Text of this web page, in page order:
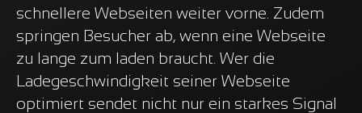
schnellere Webseiten weiter vorne. Zudem
springen Besucher ab, wenn eine Webseite
zu lange zum laden braucht. Wer die
Ladegeschwindigkeit seiner Webseite
optimiert sendet nicht nur ein starkes Signal